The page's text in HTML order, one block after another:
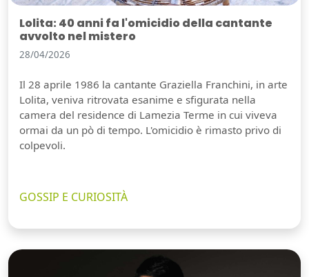
Lolita: 40 anni fa l'omicidio della cantante
avvolto nel mistero
28/04/2026
Il 28 aprile 1986 la cantante Graziella Franchini, in arte
Lolita, veniva ritrovata esanime e sfigurata nella
camera del residence di Lamezia Terme in cui viveva
ormai da un pò di tempo. L'omicidio è rimasto privo di
colpevoli.
GOSSIP E CURIOSITÀ